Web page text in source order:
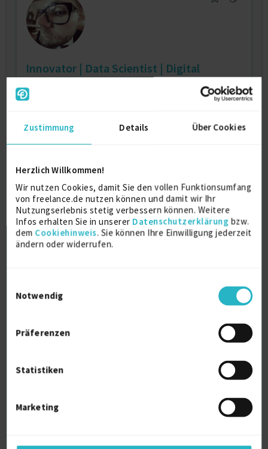
Zustimmung Details Über Cookies
Herzlich Willkommen!
Wir nutzen Cookies, damit Sie den vollen Funktionsumfang
von freelance.de nutzen können und damit wir Ihr
Nutzungserlebnis stetig verbessern können. Weitere
Infos erhalten Sie in unserer Datenschutzerklärung bzw.
dem Cookiehinweis. Sie können Ihre Einwilligung jederzeit
ändern oder widerrufen.
Notwendig
Präferenzen
Statistiken
Marketing
Innovator | Data Scientist | Digital
Executive
Big Data
0
Referenzen
auf Anfrage
SE17 3DN London
Confluence
0
Referenzen